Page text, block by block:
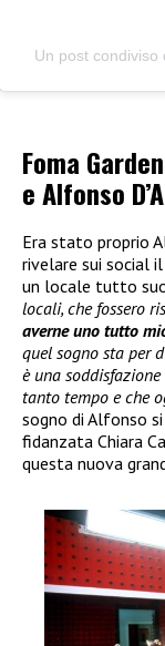
Un post condiviso
Foma
e Alfonso
Era stato proprio
rivelare sui social
un locale tutto
locali, che fossero
averne uno tutto
quel sogno sta per
è una
tanto tempo e che
sogno di Alfonso
fidanzata Chiara
questa nuova